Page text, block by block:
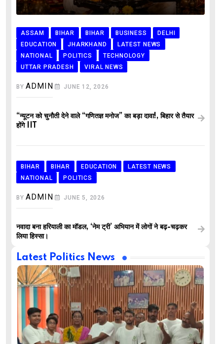
ASSAM BIHAR BIHAR BUSINESS
DELHI
EDUCATION
JHARKHAND
LATEST NEWS
NATIONAL
POLITICS
TECHNOLOGY
UTTAR PRADESH
VIRAL NEWS
BYADMIN JUNE 12, 2026
“न्यूटन को चुनौती देने वाले “गणितज्ञ मनोज” का बड़ा दावा!, बिहार से तैयार
होंगे IIT
BIHAR BIHAR EDUCATION
LATEST NEWS
NATIONAL
POLITICS
BYADMIN JUNE 5, 2026
नवादा बना हरियाली का मॉडल, ‘नेम ट्री’ अभियान में लोगों ने बढ़-चढ़कर
लिया हिस्सा।
Latest Politics News